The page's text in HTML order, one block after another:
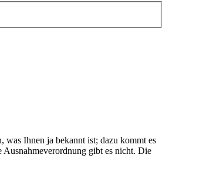
Ihnen ja bekannt ist; dazu kommt es
gibt es nicht. Die